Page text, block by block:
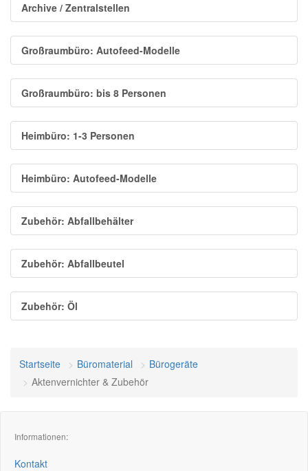
Archive / Zentralstellen
Großraumbüro: Autofeed-Modelle
Großraumbüro: bis 8 Personen
Heimbüro: 1-3 Personen
Heimbüro: Autofeed-Modelle
Zubehör: Abfallbehälter
Zubehör: Abfallbeutel
Zubehör: Öl
Startseite Büromaterial
Bürogeräte
Aktenvernichter & Zubehör
Informationen:
Kontakt